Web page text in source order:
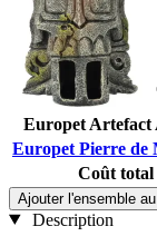
Europet Artefact
Europet Pierre de
Coût total
Ajouter l'ensemble
Description